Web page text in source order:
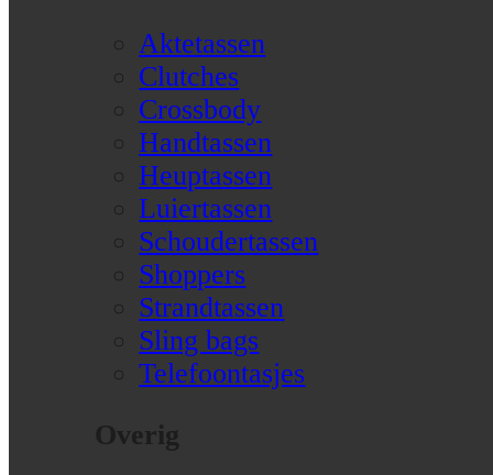
Aktetassen
Clutches
Crossbody
Handtassen
Heuptassen
Luiertassen
Schoudertassen
Shoppers
Strandtassen
Sling bags
Telefoontasjes
Overig